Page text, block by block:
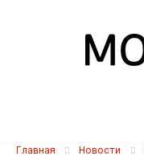
Главная Новости